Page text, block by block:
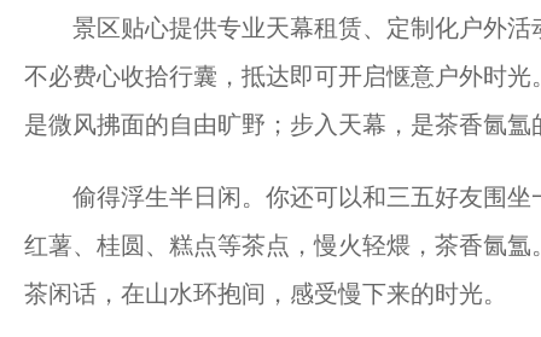
景区贴心提供专业天幕租赁、定制化户外活
不必费心收拾行囊，抵达即可开启惬意户外时
是微风拂面的自由旷野；步入天幕，是茶香氤
偷得浮生半日闲。你还可以和三五好友围坐
红薯、桂圆、糕点等茶点，慢火轻煨，茶香氤
茶闲话，在山水环抱间，感受慢下来的时光。